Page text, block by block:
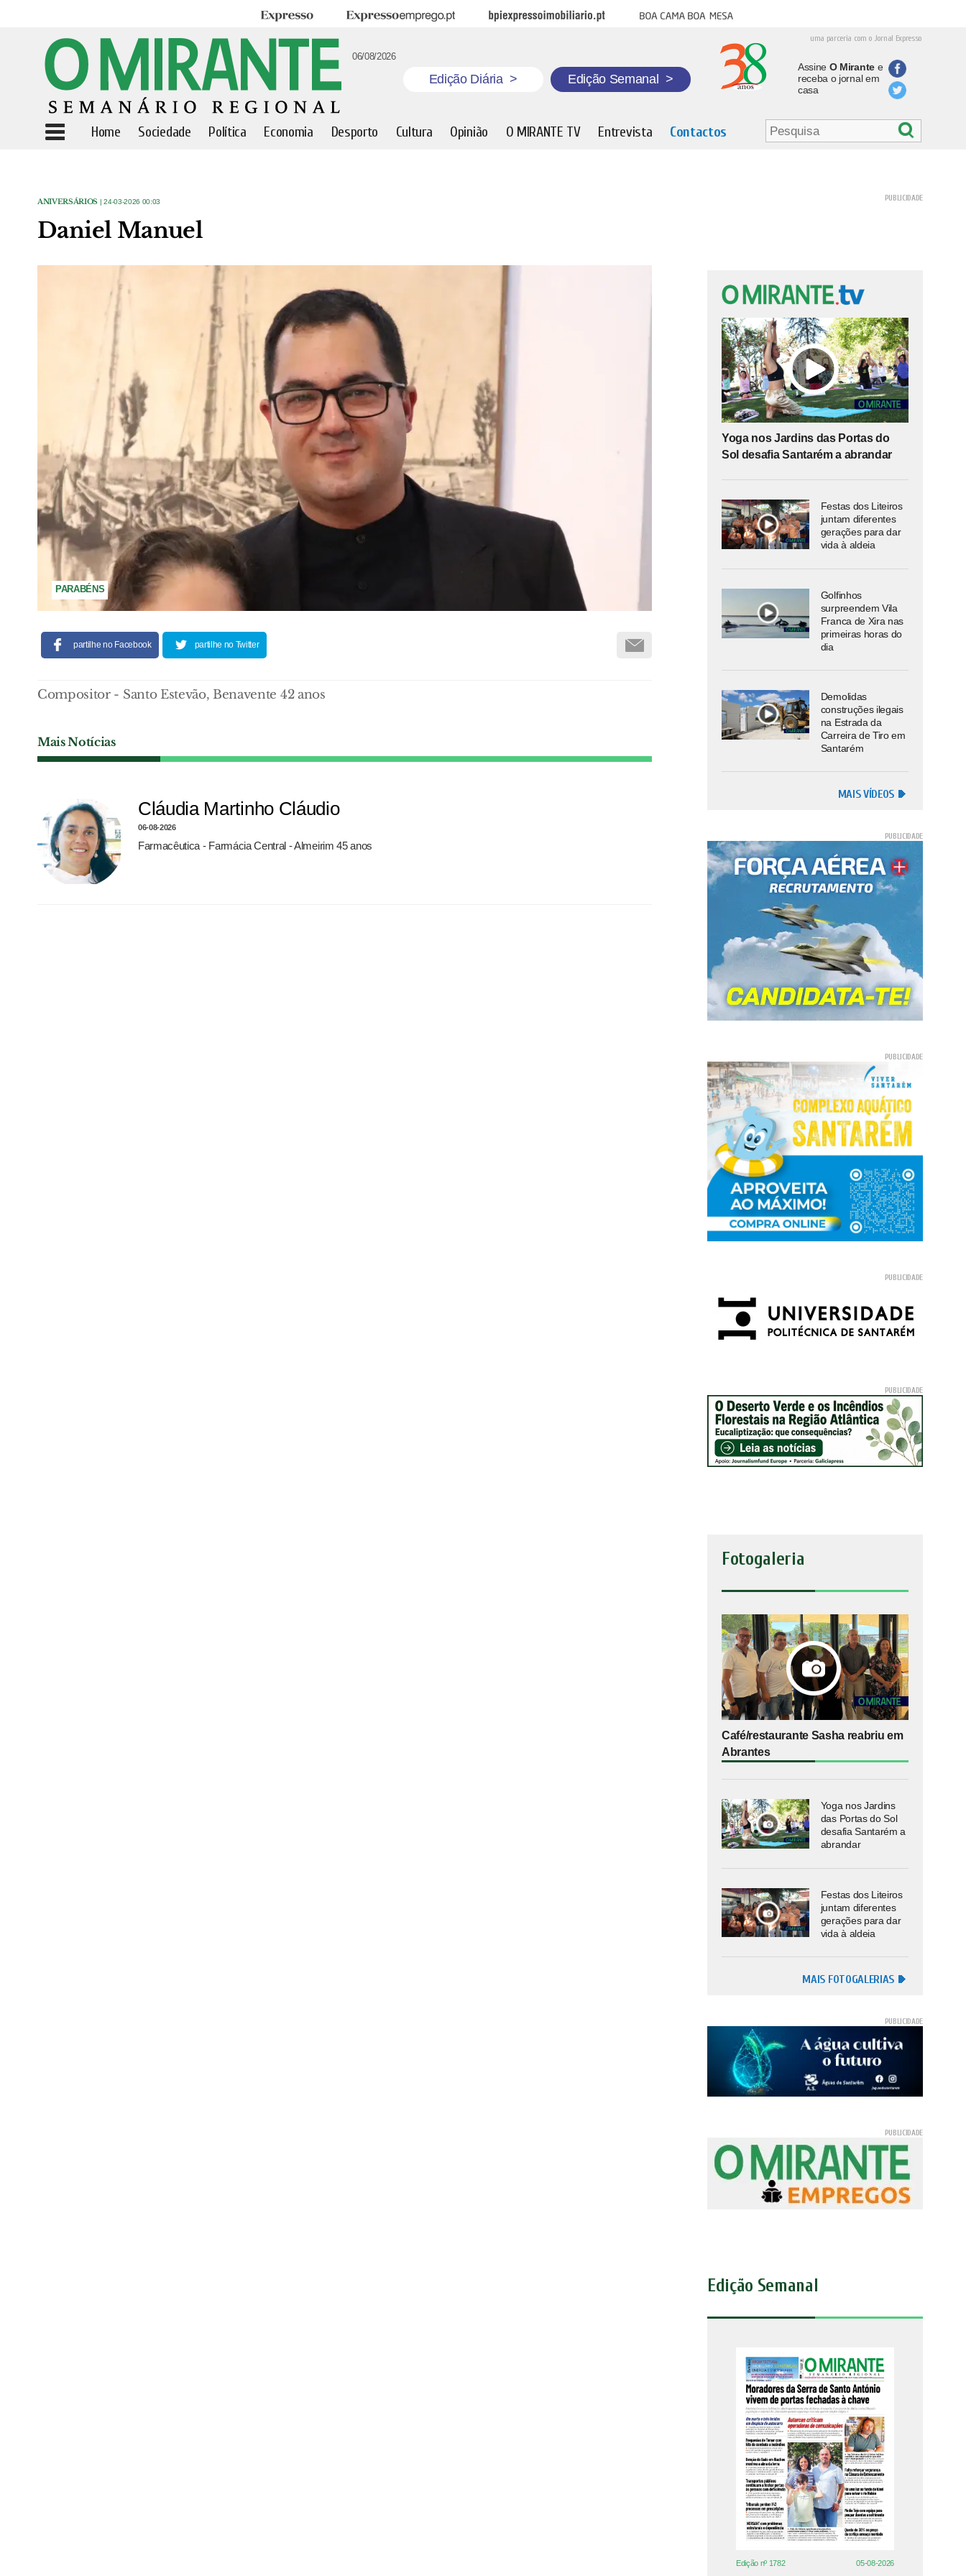
Expresso Expresso Emprego BPI Expresso Imobiliário Boa cama boa mesa
uma parceria com o Jornal Expresso
06/08/2026
Edição Diária > Edição Semanal >
Assine O Mirantee
receba o jornal em
casa
Home Sociedade Política Economia Desporto Cultura Opinião O MIRANTE TV Entrevista Contactos
ANIVERSÁRIOS | 24-03-2026 00:03
Daniel Manuel
PARABÉNS
partilhe no Facebook partilhe no Twitter
Compositor - Santo Estevão, Benavente 42 anos
Mais Notícias
Cláudia Martinho Cláudio
06-08-2026
Farmacêutica - Farmácia Central - Almeirim 45 anos
Yoga nos Jardins das Portas do
Sol desafia Santarém a abrandar
Festas dos Liteiros
juntam diferentes
gerações para dar
vida à aldeia
Golfinhos
surpreendem Vila
Franca de Xira nas
primeiras horas do
dia
Demolidas
construções ilegais
na Estrada da
Carreira de Tiro em
Santarém
MAIS VÍDEOS
Fotogaleria
Café/restaurante Sasha reabriu em
Abrantes
Yoga nos Jardins
das Portas do Sol
desafia Santarém a
abrandar
Festas dos Liteiros
juntam diferentes
gerações para dar
vida à aldeia
MAIS FOTOGALERIAS
Edição Semanal
Edição nº 1782 05-08-2026